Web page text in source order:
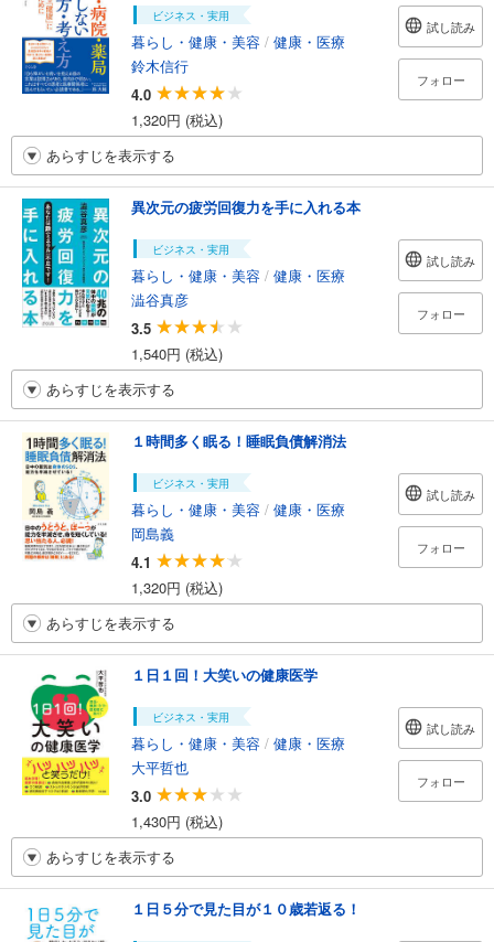
ビジネス・実用
暮らし・健康・美容 / 健康・医療
鈴木信行
4.0
1,320円 (税込)
試し読み
フォロー
あらすじを表示する
異次元の疲労回復力を手に入れる本
ビジネス・実用
暮らし・健康・美容 / 健康・医療
澁谷真彦
3.5
1,540円 (税込)
試し読み
フォロー
あらすじを表示する
１時間多く眠る！睡眠負債解消法
ビジネス・実用
暮らし・健康・美容 / 健康・医療
岡島義
4.1
1,320円 (税込)
試し読み
フォロー
あらすじを表示する
１日１回！大笑いの健康医学
ビジネス・実用
暮らし・健康・美容 / 健康・医療
大平哲也
3.0
1,430円 (税込)
試し読み
フォロー
あらすじを表示する
１日５分で見た目が１０歳若返る！